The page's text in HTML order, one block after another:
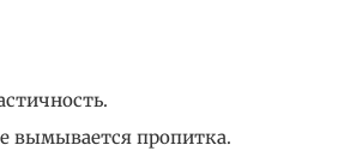
вымывается пропитка.